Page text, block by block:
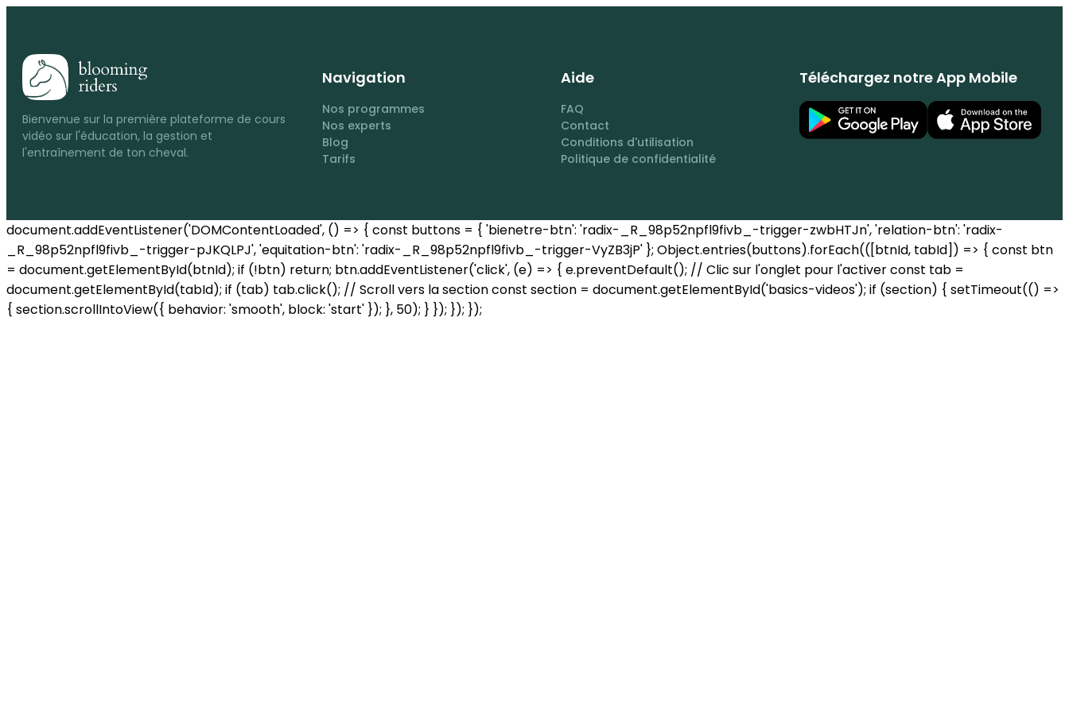
Bienvenue sur la première plateforme de cours
vidéo sur l'éducation, la gestion et
l'entraînement de ton cheval.
Navigation
Nos programmes
Nos experts
Blog
Tarifs
Aide
FAQ
Contact
Conditions d'utilisation
Politique de confidentialité
Téléchargez notre App Mobile
document.addEventListener('DOMContentLoaded', () => { const buttons = { 'bienetre-btn': 'radix-_R_98p52npfl9fivb_-trigger-zwbHTJn', 'relation-btn': 'radix-
_R_98p52npfl9fivb_-trigger-pJKQLPJ', 'equitation-btn': 'radix-_R_98p52npfl9fivb_-trigger-VyZB3jP' }; Object.entries(buttons).forEach(([btnId, tabId]) => { const btn
= document.getElementById(btnId); if (!btn) return; btn.addEventListener('click', (e) => { e.preventDefault(); // Clic sur l'onglet pour l'activer const tab =
document.getElementById(tabId); if (tab) tab.click(); // Scroll vers la section const section = document.getElementById('basics-videos'); if (section) { setTimeout(() =>
{ section.scrollIntoView({ behavior: 'smooth', block: 'start' }); }, 50); } }); }); });